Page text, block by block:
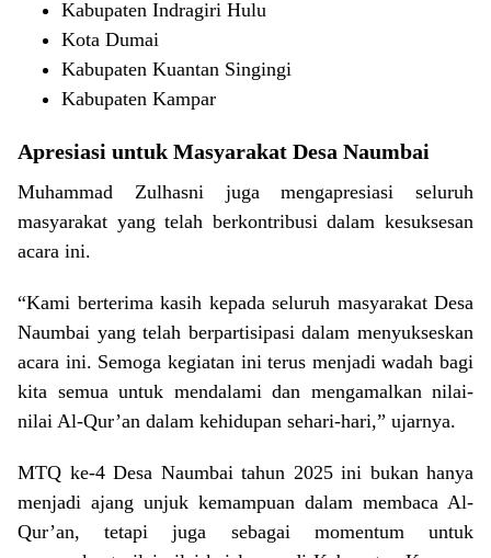
Kabupaten Indragiri Hulu
Kota Dumai
Kabupaten Kuantan Singingi
Kabupaten Kampar
Apresiasi untuk Masyarakat Desa Naumbai
Muhammad Zulhasni juga mengapresiasi seluruh
masyarakat yang telah berkontribusi dalam kesuksesan
acara ini.
“Kami berterima kasih kepada seluruh masyarakat Desa
Naumbai yang telah berpartisipasi dalam menyukseskan
acara ini. Semoga kegiatan ini terus menjadi wadah bagi
kita semua untuk mendalami dan mengamalkan nilai-
nilai Al-Qur’an dalam kehidupan sehari-hari,” ujarnya.
MTQ ke-4 Desa Naumbai tahun 2025 ini bukan hanya
menjadi ajang unjuk kemampuan dalam membaca Al-
Qur’an, tetapi juga sebagai momentum untuk